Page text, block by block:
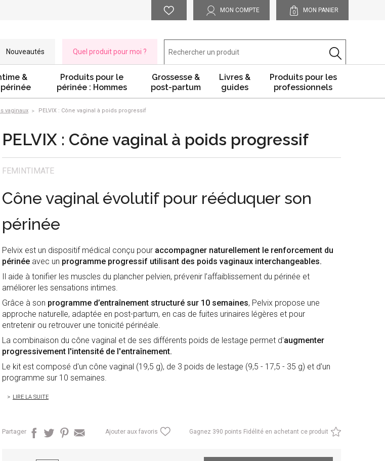
MON COMPTE 0 MON PANIER
Nouveautés Quel produit pour moi ?
&
Produits pour le
périnée : Hommes
Grossesse &
post-partum
Livres &
guides
Produits pour les
professionnels
vaginaux PELVIX : Cône vaginal à poids progressif
PELVIX : Cône vaginal à poids progressif
FEMINTIMATE
Cône vaginal évolutif pour rééduquer son
périnée
Pelvix est un dispositif médical conçu pour accompagner naturellement le renforcement du
périnée avec un programme progressif utilisant des poids vaginaux interchangeables.
Il aide à tonifier les muscles du plancher pelvien, prévenir l’affaiblissement du périnée et
améliorer les sensations intimes.
Grâce à son programme d’entraînement structuré sur 10 semaines, Pelvix propose une
approche naturelle, adaptée en post-partum, en cas de fuites urinaires légères et pour
entretenir ou retrouver une tonicité périnéale.
La combinaison du cône vaginal et de ses différents poids de lestage permet d'augmenter
progressivement l'intensité de l'entraînement.
Le kit est composé d'un cône vaginal (19,5 g), de 3 poids de lestage (9,5 - 17,5 - 35 g) et d'un
programme sur 10 semaines.
LIRE LA SUITE
Partager Ajouter aux favoris Gagnez 390 points Fidélité en achetant ce produit